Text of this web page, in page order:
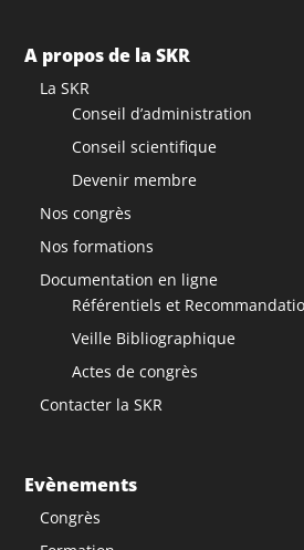
A propos de la SKR
La SKR
Conseil d’administration
Conseil scientifique
Devenir membre
Nos congrès
Nos formations
Documentation en ligne
Référentiels et
Veille Bibliographique
Actes de congrès
Contacter la SKR
Evènements
Congrès